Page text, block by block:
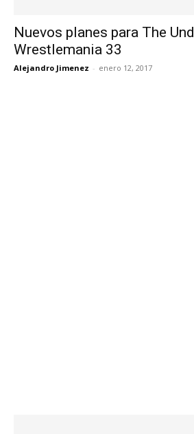
Nuevos planes para The
Wrestlemania 33
Alejandro Jimenez - enero 12, 2017